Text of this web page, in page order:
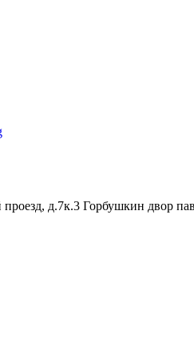
д.7к.3 Горбушкин двор